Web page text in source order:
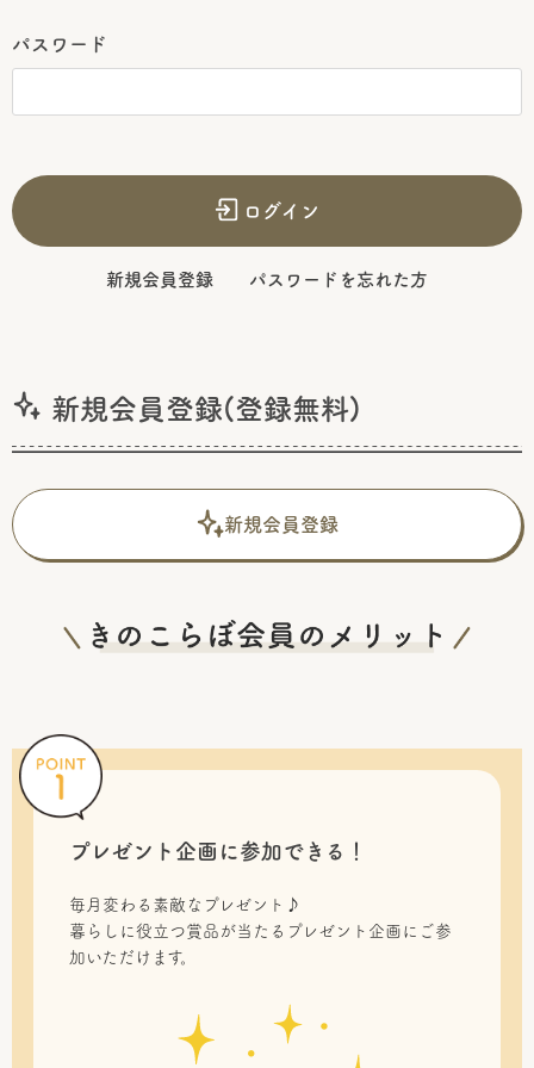
パスワード
ログイン
新規会員登録 パスワードを忘れた方
新規会員登録(登録無料)
新規会員登録
プレゼント企画に参加できる！
毎月変わる素敵なプレゼント♪
暮らしに役立つ賞品が当たるプレゼント企画にご参
加いただけます。